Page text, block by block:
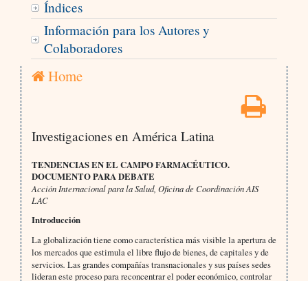
Índices
Información para los Autores y
Colaboradores
Home
Investigaciones en América Latina
TENDENCIAS EN EL CAMPO FARMACÉUTICO.
DOCUMENTO PARA DEBATE
Acción Internacional para la Salud, Oficina de Coordinación AIS
LAC
Introducción
La globalización tiene como característica más visible la apertura de
los mercadosque estimula el libre flujo de bienes, de capitales y de
servicios. Las grandes compañías transnacionales y sus países sedes
lideran este proceso para reconcentrar el poder económico, controlar